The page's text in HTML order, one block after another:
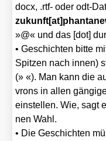
docx, .rtf- oder odt-
»@« und das [dot]
• Geschich­ten bit­te
Spit­zen nach innen)
(» «). Man kann die
vrons in allen
ein­stel­len. Wie, sagt
nen Wahl.
• Die Geschich­ten